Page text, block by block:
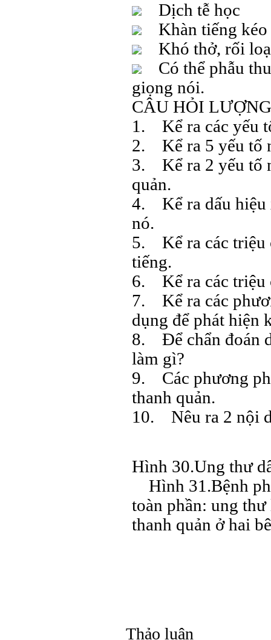
Dịch tễ học
Khàn tiếng kéo
Khó thở, rối
Có thể phẫu
giọng nói.
CÂU HỎI
1. Kể ra các yếu
2. Kể ra 5 yếu tố
3. Kể ra 2 yếu tố
quản.
4. Kể ra dấu hiệu
nó.
5. Kể ra các triệu
tiếng.
6. Kể ra các triệu
7. Kể ra các
dụng để phát hiện
8. Để chẩn đoán
làm gì?
9. Các phương
thanh quản.
10. Nêu ra 2 nội
Hình 30.Ung thư
Hình 31.Bệnh
toàn phần: ung
thanh quản ở hai
Thảo luận